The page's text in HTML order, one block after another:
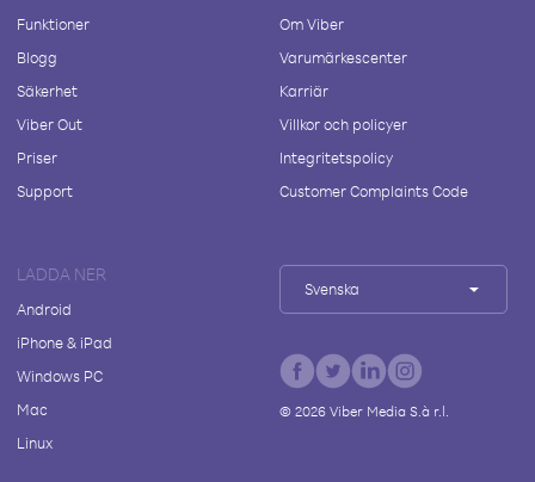
Funktioner
Blogg
Säkerhet
Viber Out
Priser
Support
Om Viber
Varumärkescenter
Karriär
Villkor och policyer
Integritetspolicy
Customer Complaints Code
LADDA NER
Android
iPhone & iPad
Windows PC
Mac
Linux
Svenska
© 2026Viber Media S.à r.l.